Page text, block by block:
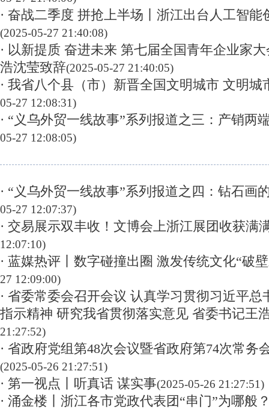
· 奋战二季度 拼抢上半场丨浙江出台人工智能
(2025-05-27 21:40:08)
· 以新提质 奋进未来 第七届全国青年企业家
浩沈莹致辞(2025-05-27 21:40:05)
· 我省八个县（市）新晋全国文明城市 文明城
05-27 12:08:31)
· “义乌外贸一线故事”系列报道之三：产销两
05-27 12:08:05)
· “义乌外贸一线故事”系列报道之四：钻石画
05-27 12:07:37)
· 交易展示双丰收！文博会上浙江展团收获满
12:07:10)
· 蓝媒热评丨数字碰撞出圈 激发传统文化“破
27 12:09:00)
· 省委常委会召开会议 认真学习贯彻习近平总
指示精神 研究我省贯彻落实意见 省委书记王
21:27:52)
· 省政府党组第48次会议暨省政府第74次常务
(2025-05-26 21:27:51)
· 第一视点丨听真话 谋实事(2025-05-26 21:27:51)
· 涌金楼丨浙江各市党政代表团“串门”为哪般